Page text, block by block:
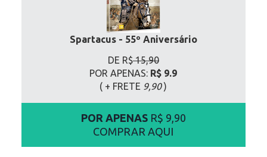
Spartacus - 55º Aniversário
DE R$15,90
POR APENAS: R$ 9.9
( + FRETE 9,90)
POR APENASR$ 9,90
COMPRAR AQUI